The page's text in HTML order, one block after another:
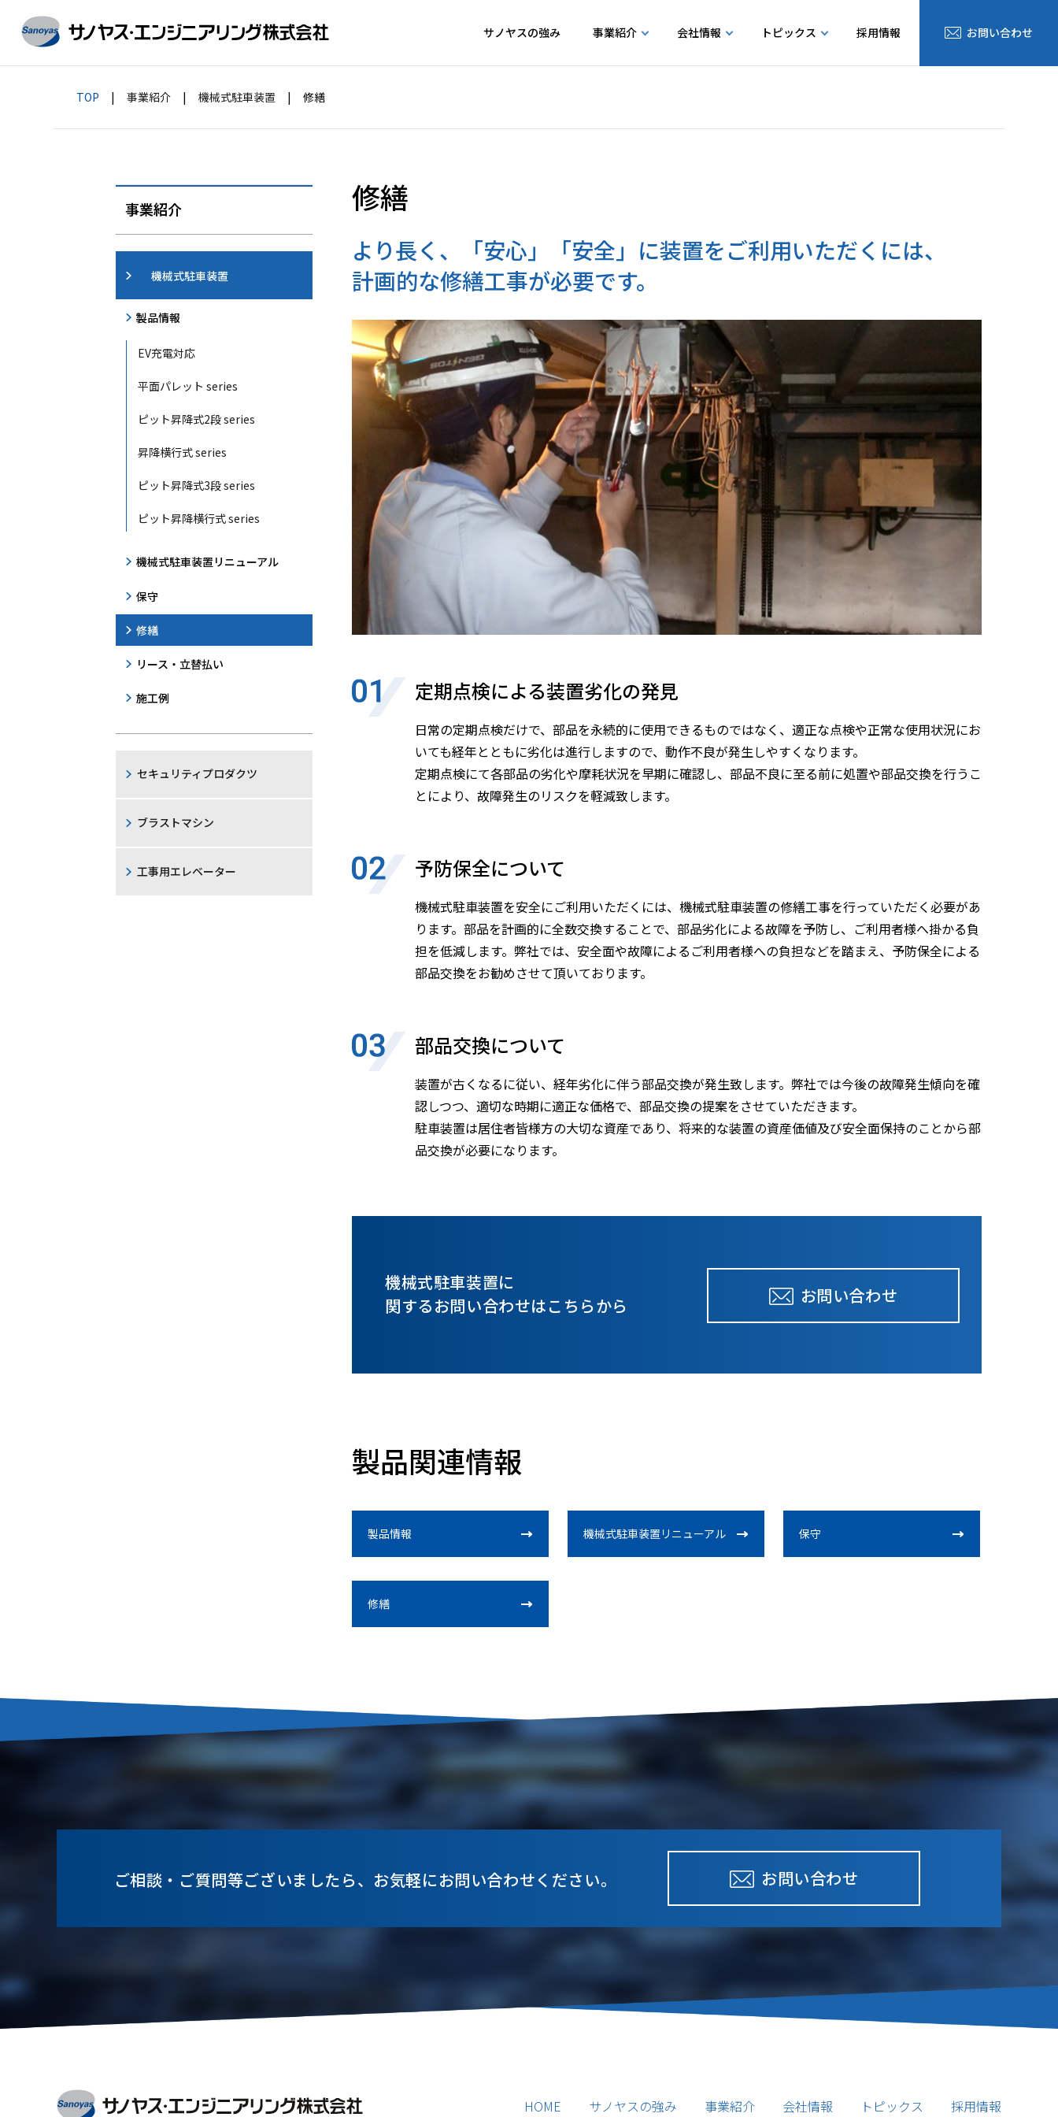
サノヤスの強み 事業紹介 会社情報 トピックス 採用情報 お問い合わせ
TOP 事業紹介 機械式駐車装置 修繕
事業紹介
機械式駐車装置
製品情報
EV充電対応
平面パレット series
ピット昇降式2段 series
昇降横行式 series
ピット昇降式3段 series
ピット昇降横行式 series
機械式駐車装置リニューアル
保守
修繕
リース・立替払い
施工例
セキュリティプロダクツ
ブラストマシン
工事用エレベーター
修繕
より長く、「安心」「安全」に装置をご利用いただくには、
計画的な修繕工事が必要です。
定期点検による装置劣化の発見
日常の定期点検だけで、部品を永続的に使用できるものではなく、適正な点検や正常な使用状況にお
いても経年とともに劣化は進行しますので、動作不良が発生しやすくなります。
定期点検にて各部品の劣化や摩耗状況を早期に確認し、部品不良に至る前に処置や部品交換を行うこ
とにより、故障発生のリスクを軽減致します。
予防保全について
機械式駐車装置を安全にご利用いただくには、機械式駐車装置の修繕工事を行っていただく必要があ
ります。部品を計画的に全数交換することで、部品劣化による故障を予防し、ご利用者様へ掛かる負
担を低減します。弊社では、安全面や故障によるご利用者様への負担などを踏まえ、予防保全による
部品交換をお勧めさせて頂いております。
部品交換について
装置が古くなるに従い、経年劣化に伴う部品交換が発生致します。弊社では今後の故障発生傾向を確
認しつつ、適切な時期に適正な価格で、部品交換の提案をさせていただきます。
駐車装置は居住者皆様方の大切な資産であり、将来的な装置の資産価値及び安全面保持のことから部
品交換が必要になります。
機械式駐車装置に
関するお問い合わせはこちらから
お問い合わせ
製品関連情報
製品情報 機械式駐車装置リニューアル 保守
修繕
ご相談・ご質問等ございましたら、お気軽にお問い合わせください。 お問い合わせ
HOME サノヤスの強み 事業紹介 会社情報 トピックス 採用情報